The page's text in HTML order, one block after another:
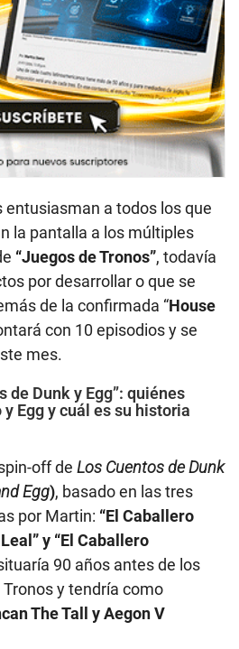
entusiasman a todos los que
la pantalla a los múltiples
“Juegos de Tronos”, todavía
por desarrollar o que se
de la confirmada “House
con 10 episodios y se
mes.
de Dunk y Egg”: quiénes
Egg y cuál es su historia
off de Los Cuentos de Dunk
Egg), basado en las tres
por Martin: “El Caballero
y “El Caballero
90 años antes de los
y tendría como
The Tall y Aegon V